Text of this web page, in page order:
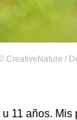
CreativeNature /
11 años. Mis